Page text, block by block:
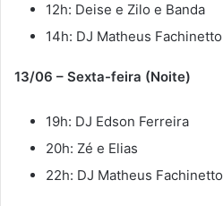
12h: Deise e Zilo e Banda
14h: DJ Matheus Fachinetto
13/06 – Sexta-feira (Noite)
19h: DJ Edson Ferreira
20h: Zé e Elias
22h: DJ Matheus Fachinetto